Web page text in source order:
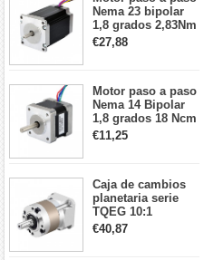
Nema 23 bipolar
1,8 grados 2,83Nm
4A 2,26 V
57x57x84mm 8
€27,88
Motor paso a paso
Nema 14 Bipolar
1,8 grados 18 Ncm
0,8 A 5,74 V 35 x
35 x 34 mm 4
€11,25
Caja de cambios
planetaria serie
TQEG 10:1
contragolpe 15
arcmin para motor
€40,87